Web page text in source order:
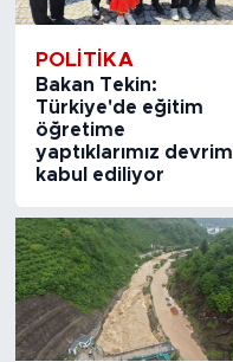
POLITIKA
Bakan Tekin:
Türkiye'de eğitim
öğretime
yaptıklarımız devrim
kabul ediliyor